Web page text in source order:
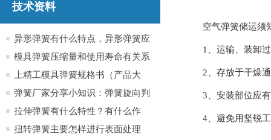
技术资料
异形弹簧有什么特点，异形弹簧应
用于哪些行业产品
模具弹簧压缩量和使用寿命有关系
吗？
上精工模具弹簧规格书（产品大
全）
弹簧厂家分享小知识：弹簧旋向判
定方法小知识
拉伸弹簧有什么特性？有什么作
用？
扭转弹簧主要怎样进行表面处理
空气弹簧储运须
1、运输、装卸
2、存放于干燥
3、安装部位应有
4、避免用坚锐